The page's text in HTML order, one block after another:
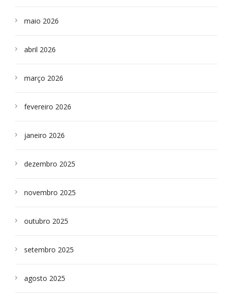
maio 2026
abril 2026
março 2026
fevereiro 2026
janeiro 2026
dezembro 2025
novembro 2025
outubro 2025
setembro 2025
agosto 2025